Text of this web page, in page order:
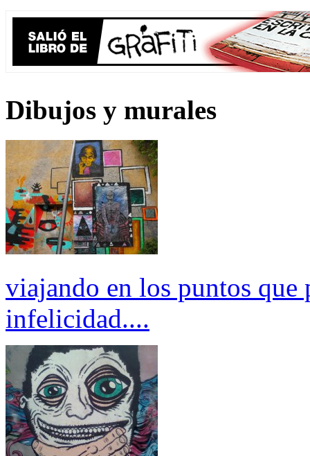
Dibujos y murales
viajando en los puntos que
infelicidad....